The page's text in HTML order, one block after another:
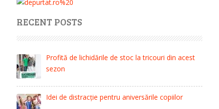
RECENT POSTS
Profită de lichidările de stoc la tricouri din acest
sezon
Idei de distracție pentru aniversările copiilor